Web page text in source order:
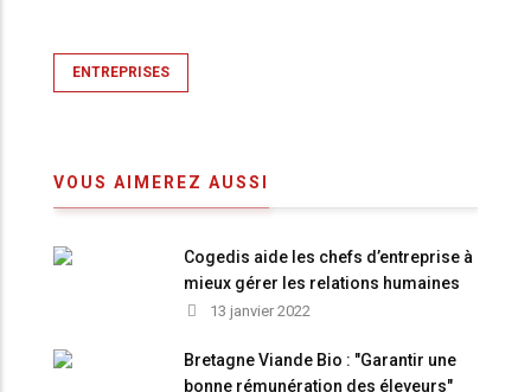
ENTREPRISES
VOUS AIMEREZ AUSSI
Cogedis aide les chefs d’entreprise à
mieux gérer les relations humaines
13 janvier 2022
Bretagne Viande Bio : "Garantir une
bonne rémunération des éleveurs"